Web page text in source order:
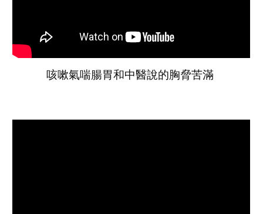
咳嗽氣喘腸胃和中醫說的胸脅苦滿